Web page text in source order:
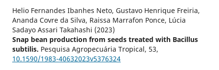
Helio Fernandes Ibanhes Neto, Gustavo Henrique Freiria,
Ananda Covre da Silva, Raissa Marrafon Ponce, Lúcia
Sadayo Assari Takahashi (2023)
Snap bean production from seeds treated with Bacillus
subtilis. Pesquisa Agropecuária Tropical, 53,
10.1590/1983-40632023v5376324